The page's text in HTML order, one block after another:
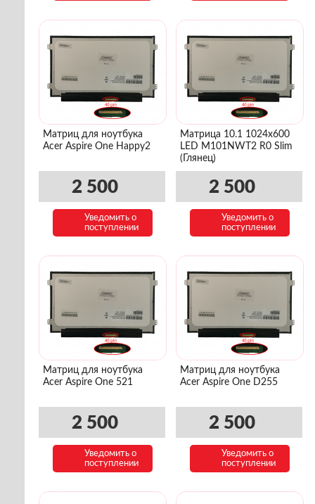
Матриц для ноутбука
Acer Aspire One Happy2
2 500
Уведомить о
поступлении
Матрица 10.1 1024x600
LED M101NWT2 R0 Slim
(Глянец)
2 500
Уведомить о
поступлении
Матриц для ноутбука
Acer Aspire One 521
2 500
Уведомить о
поступлении
Матриц для ноутбука
Acer Aspire One D255
2 500
Уведомить о
поступлении